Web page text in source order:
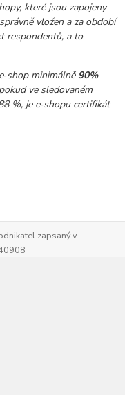
které jsou zapojeny
vložen a za období
respondentů, a to
minimálně90%
ve sledovaném
%, je e‑shopu certifikát
zapsaný v